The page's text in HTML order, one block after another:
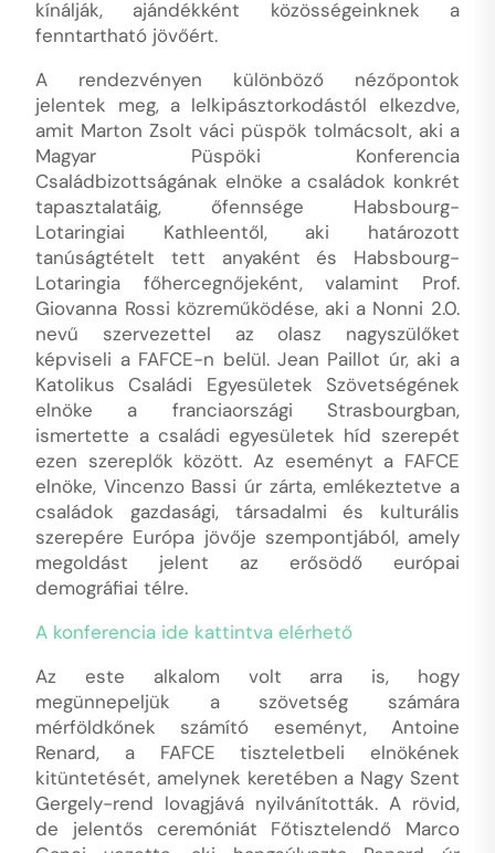
kínálják, ajándékként közösségeinknek a
fenntartható jövőért.
A rendezvényen különböző nézőpontok
jelentek meg, a lelkipásztorkodástól elkezdve,
amit Marton Zsolt váci püspök tolmácsolt, aki a
Magyar Püspöki Konferencia
Családbizottságának elnöke a családok konkrét
tapasztalatáig, őfennsége Habsbourg-
Lotaringiai Kathleentől, aki határozott
tanúságtételt tett anyaként és Habsbourg-
Lotaringia főhercegnőjeként, valamint Prof.
Giovanna Rossi közreműködése, aki a Nonni 2.0.
nevű szervezettel az olasz nagyszülőket
képviseli a FAFCE-n belül. Jean Paillot úr, aki a
Katolikus Családi Egyesületek Szövetségének
elnöke a franciaországi Strasbourgban,
ismertette a családi egyesületek híd szerepét
ezen szereplők között. Az eseményt a FAFCE
elnöke, Vincenzo Bassi úr zárta, emlékeztetve a
családok gazdasági, társadalmi és kulturális
szerepére Európa jövője szempontjából, amely
megoldást jelent az erősödő európai
demográfiai télre.
A konferencia ide kattintva elérhető
Az este alkalom volt arra is, hogy
megünnepeljük a szövetség számára
mérföldkőnek számító eseményt, Antoine
Renard, a FAFCE tiszteletbeli elnökének
kitüntetését, amelynek keretében a Nagy Szent
Gergely-rend lovagjává nyilvánították. A rövid,
de jelentős ceremóniát Főtisztelendő Marco